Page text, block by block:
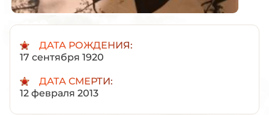
ДАТА РОЖДЕНИЯ:
17 сентября 1920
ДАТА СМЕРТИ:
12 февраля 2013